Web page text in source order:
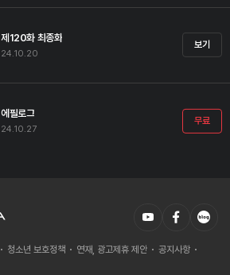
제120화 최종화
24.10.20
보기
에필로그
24.10.27
무료
청소년 보호정책 연재, 광고제휴 제안
공지사항